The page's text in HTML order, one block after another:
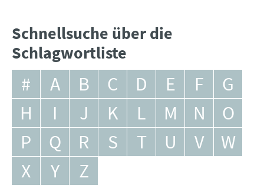
Schnellsuche über die
Schlagwortliste
# A B C D E F
G
H
I J K L M N
O
P
Q R S T U V
W
X
Y Z